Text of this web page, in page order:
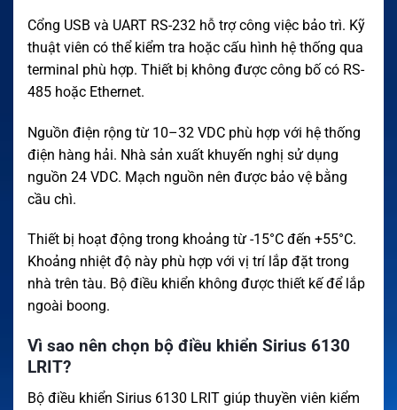
Cổng USB và UART RS-232 hỗ trợ công việc bảo trì. Kỹ
thuật viên có thể kiểm tra hoặc cấu hình hệ thống qua
terminal phù hợp. Thiết bị không được công bố có RS-
485 hoặc Ethernet.
Nguồn điện rộng từ 10–32 VDC phù hợp với hệ thống
điện hàng hải. Nhà sản xuất khuyến nghị sử dụng
nguồn 24 VDC. Mạch nguồn nên được bảo vệ bằng
cầu chì.
Thiết bị hoạt động trong khoảng từ -15°C đến +55°C.
Khoảng nhiệt độ này phù hợp với vị trí lắp đặt trong
nhà trên tàu. Bộ điều khiển không được thiết kế để lắp
ngoài boong.
Vì sao nên chọn bộ điều khiển Sirius 6130
LRIT?
Bộ điều khiển Sirius 6130 LRIT giúp thuyền viên kiểm